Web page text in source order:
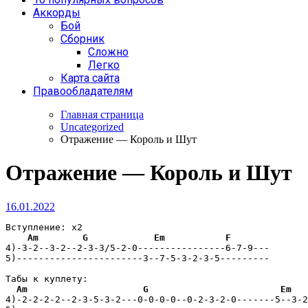
Аккорды
Бой
Сборник
Сложно
Легко
Карта сайта
Правообладателям
Главная страница
Uncategorized
Отражение — Король и Шут
Отражение — Король и Шут
16.01.2022
Вступление: x2
Am
G Em
F
4)-3-2--3-2--2-3-3/5-2-0----------------6-7-9---
5)-----------------------3--7-5-3-2-3-5---------
Табы к куплету:
Am
G Em
4)-2-2-2-2--2-3-5-3-2---0-0-0-0--0-2-3-